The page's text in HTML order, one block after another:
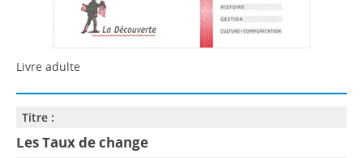
Livre adulte
Titre :
Les Taux de change